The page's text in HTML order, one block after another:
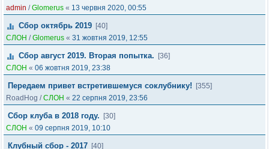
admin /Glomerus « 13 червня 2020, 00:55
Сбор октябрь 2019 [40]
СЛОН /Glomerus « 31 жовтня 2019, 12:55
Сбор август 2019. Вторая попытка.
[36]
СЛОН « 06 жовтня 2019, 23:38
Передаем привет встретившемуся соклубнику!
[355]
RoadHog /СЛОН « 22 серпня 2019, 23:56
Сбор клуба в 2018 году.
[30]
СЛОН « 09 серпня 2019, 10:10
Клубный сбор - 2017 [40]